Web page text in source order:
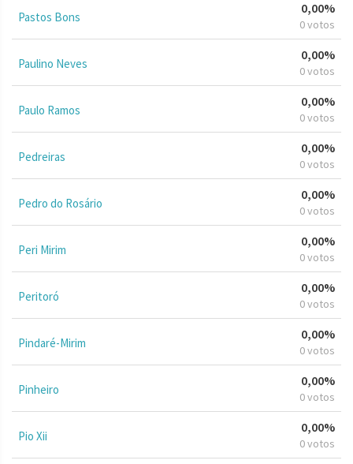
Pastos Bons
0,00%
0 votos
Paulino Neves
0,00%
0 votos
Paulo Ramos
0,00%
0 votos
Pedreiras
0,00%
0 votos
Pedro do Rosário
0,00%
0 votos
Peri Mirim
0,00%
0 votos
Peritoró
0,00%
0 votos
Pindaré-Mirim
0,00%
0 votos
Pinheiro
0,00%
0 votos
Pio Xii
0,00%
0 votos